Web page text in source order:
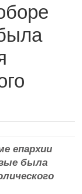
епархии
была